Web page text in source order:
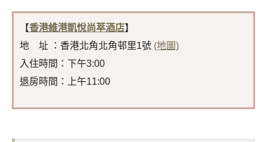
【香港維港凱悅尚萃酒店】
地 址 ：香港北角北角邨里1號 (地圖)
入住時間：下午3:00
退房時間：上午11:00